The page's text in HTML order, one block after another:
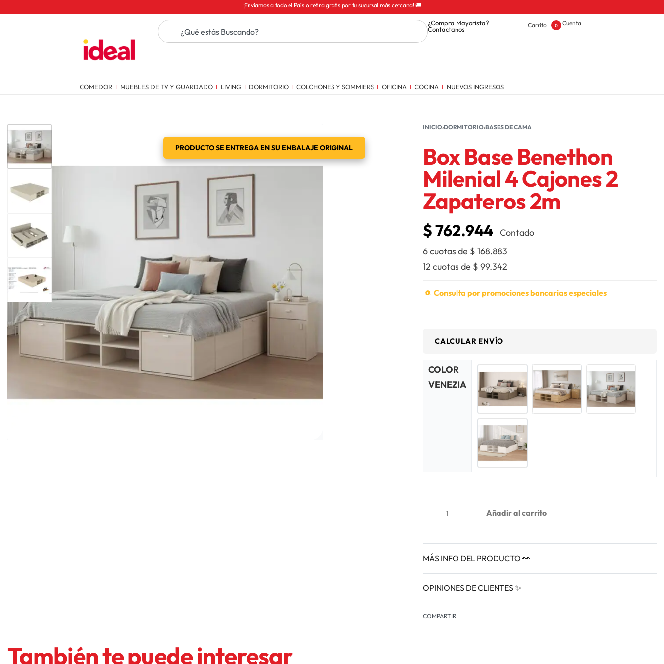
¡Enviamos a todo el País o retira gratis por tu sucursal más cercana! 🚚
¿Compra Mayorista?
Contactanos
Carrito 0 Cuenta
COMEDOR MUEBLES DE TV Y GUARDADO LIVING DORMITORIO COLCHONES Y SOMMIERS OFICINA COCINA NUEVOS INGRESOS
PRODUCTO SE ENTREGA EN SU EMBALAJE ORIGINAL
INICIO›DORMITORIO›BASES DE CAMA
Box Base Benethon
Milenial 4 Cajones 2
Zapateros 2m
$762.944
Contado
6 cuotas de $ 168.883
12 cuotas de $ 99.342
Consulta por promociones bancarias especiales
CALCULAR ENVÍO
COLOR
VENEZIA
Añadir al carrito
MÁS INFO DEL PRODUCTO 👀
OPINIONES DE CLIENTES ✨
COMPARTIR
También te puede interesar